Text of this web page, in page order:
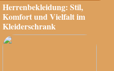
Herrenbekleidung: Stil,
Komfort und Vielfalt im
Kleiderschrank